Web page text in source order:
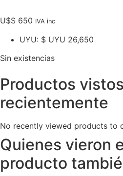
U$S 650 IVA inc
UYU: $ UYU 26,650
Sin existencias
Productos vistos
recientemente
No recently viewed products to
Quienes vieron
producto